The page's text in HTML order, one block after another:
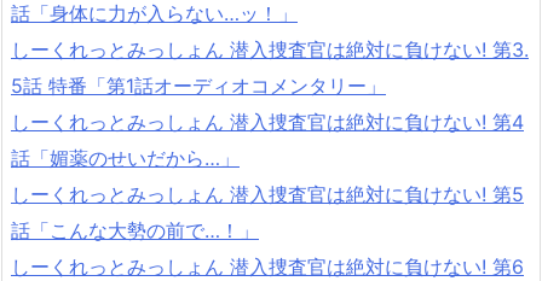
話「身体に力が入らない…ッ！」
しーくれっとみっしょん 潜入捜査官は絶対に負けない! 第3.
5話 特番「第1話オーディオコメンタリー」
しーくれっとみっしょん 潜入捜査官は絶対に負けない! 第4
話「媚薬のせいだから…」
しーくれっとみっしょん 潜入捜査官は絶対に負けない! 第5
話「こんな大勢の前で…！」
しーくれっとみっしょん 潜入捜査官は絶対に負けない! 第6